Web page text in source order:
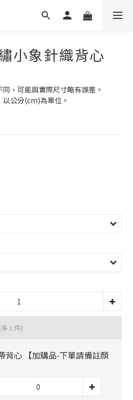
小象針織背心
，可能與實際尺寸略有誤差。
公分(cm)為單位。
1 件)
背心 【加購品-下單請備註顏